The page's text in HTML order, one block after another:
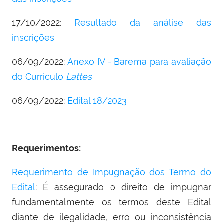
17/10/2022: Resultado da análise das
inscrições
06/09/2022: Anexo IV - Barema para avaliação
do Currículo Lattes
06/09/2022: Edital 18/2023
Requerimentos:
Requerimento de Impugnação dos Termo do
Edital: É assegurado o direito de impugnar
fundamentalmente os termos deste Edital
diante de ilegalidade, erro ou inconsistência